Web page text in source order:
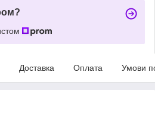
Доставка Оплата Умови